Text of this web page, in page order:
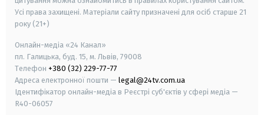
Усі права захищені. Матеріали сайту призначені для осіб старше 21
року (21+)
Онлайн-медіа «24 Канал»
пл. Галицька, буд. 15, м. Львів, 79008
Телефон +380 (32) 229-77-77
Адреса електронної пошти — legal@24tv.com.ua
Ідентифікатор онлайн-медіа в Реєстрі суб'єктів у сфері медіа —
R40-06057